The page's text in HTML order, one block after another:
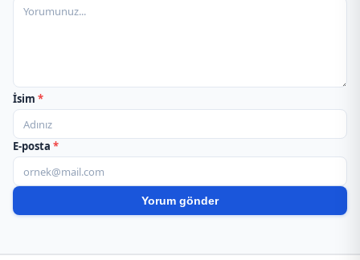
PTT Kargo Gaziosmanpaşa Üniversitesi Şubesi
PTT Kargo Gökçeli Acenteliği
PTT Kargo Gürçeşme Acenteliği
PTT Kargo Güryıldız Acentesi
İsim *
E-posta *